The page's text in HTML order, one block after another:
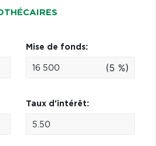
Mise de fonds:
(5 %)
Taux d'intérêt: